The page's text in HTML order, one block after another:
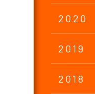
2020
2019
2018